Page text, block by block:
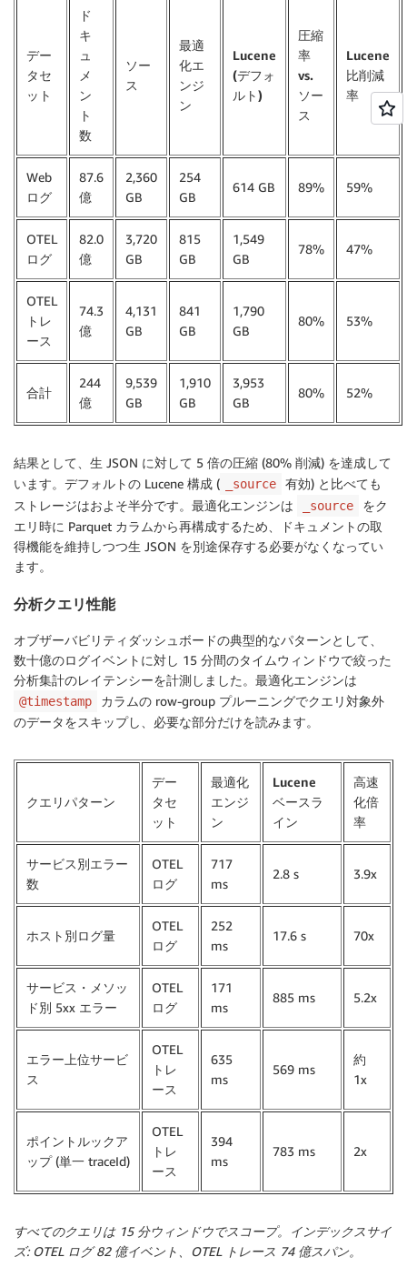
デー
タセ
ット
ド
キ
ュ
メ
ン
ト
数
ソー
ス
最適
化エ
ンジ
ン
Lucene
(デフォ
ルト)
圧縮
率
vs.
ソー
ス
Lucene
比削減
率
Web
ログ
87.6
億
2,360
GB
254
GB
614 GB 89% 59%
OTEL
ログ
82.0
億
3,720
GB
815
GB
1,549
GB
78% 47%
OTEL
トレ
ース
74.3
億
4,131
GB
841
GB
1,790
GB
80% 53%
合計
244
億
9,539
GB
1,910
GB
3,953
GB
80% 52%
結果として、生 JSON に対して 5 倍の圧縮 (80% 削減) を達成して
います。デフォルトの Lucene 構成 (
_source
有効) と比べても
ストレージはおよそ半分です。最適化エンジンは
_source
をク
エリ時に Parquet カラムから再構成するため、ドキュメントの取
得機能を維持しつつ生 JSON を別途保存する必要がなくなってい
ます。
分析クエリ性能
オブザーバビリティダッシュボードの典型的なパターンとして、
数十億のログイベントに対し 15 分間のタイムウィンドウで絞った
分析集計のレイテンシーを計測しました。最適化エンジンは
@timestamp
カラムの row-group プルーニングでクエリ対象外
のデータをスキップし、必要な部分だけを読みます。
クエリパターン
デー
タセ
ット
最適化
エンジ
ン
Lucene
ベースラ
イン
高速
化倍
率
サービス別エラー
数
OTEL
ログ
717
ms
2.8 s 3.9x
ホスト別ログ量
OTEL
ログ
252
ms
17.6 s 70x
サービス・メソッ
ド別 5xx エラー
OTEL
ログ
171
ms
885 ms 5.2x
エラー上位サービ
ス
OTEL
トレ
ース
635
ms
569 ms
約
1x
ポイントルックア
ップ (単一 traceId)
OTEL
トレ
ース
394
ms
783 ms 2x
すべてのクエリは 15 分ウィンドウでスコープ。インデックスサイ
ズ: OTEL ログ 82 億イベント、OTEL トレース 74 億スパン。